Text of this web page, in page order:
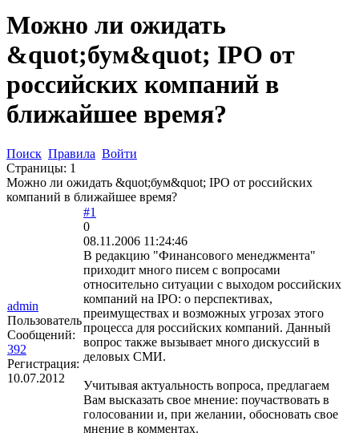
Можно ли ожидать
&quot;бум&quot; IPO от
российских компаний в
ближайшее время?
Поиск Правила Войти
Страницы: 1
Можно ли ожидать &quot;бум&quot; IPO от российских
компаний в ближайшее время?
admin
Пользователь
Сообщений:
392
Регистрация:
10.07.2012
#1
0
08.11.2006 11:24:46
В редакцию "Финансового менеджмента"
приходит много писем с вопросами
относительно ситуации с выходом российских
компаний на IPO: о перспективах,
преимуществах и возможных угрозах этого
процесса для российских компаний. Данный
вопрос также вызывает много дискуссий в
деловых СМИ.
Учитывая актуальность вопроса, предлагаем
Вам высказать свое мнение: поучаствовать в
голосовании и, при желании, обосновать свое
мнение в комментах.